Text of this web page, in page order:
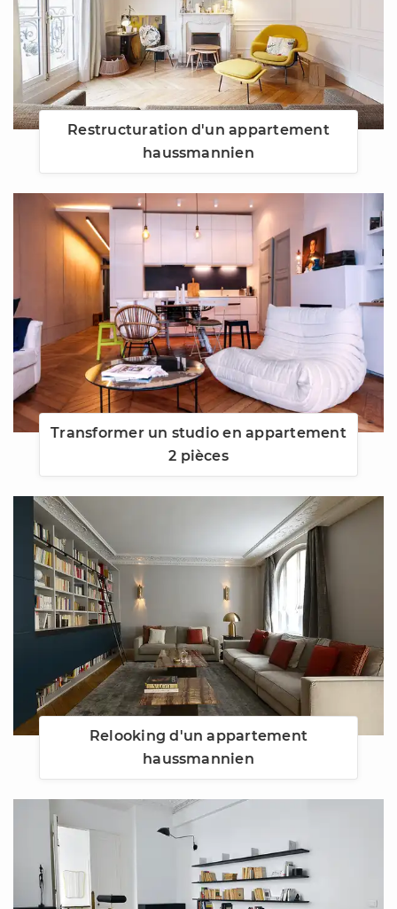
Restructuration d'un appartement
haussmannien
Transformer un studio en appartement
2 pièces
Relooking d'un appartement
haussmannien